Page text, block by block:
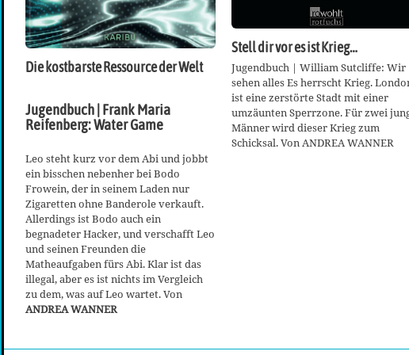
Die kostbarste Ressource der Welt
Jugendbuch | Frank Maria
Reifenberg: Water Game
Leo steht kurz vor dem Abi und jobbt
ein bisschen nebenher bei Bodo
Frowein, der in seinem Laden nur
Zigaretten ohne Banderole verkauft.
Allerdings ist Bodo auch ein
begnadeter Hacker, und verschafft Leo
und seinen Freunden die
Matheaufgaben fürs Abi. Klar ist das
illegal, aber es ist nichts im Vergleich
zu dem, was auf Leo wartet. Von
ANDREA WANNER
Stell dir vor es ist Krieg…
Jugendbuch | William Sutcliffe: Wir
sehen alles Es herrscht Krieg.
ist eine zerstörte Stadt mit einer
umzäunten Sperrzone. Für zwei
Männer wird dieser Krieg zum
Schicksal. Von ANDREA WANNER